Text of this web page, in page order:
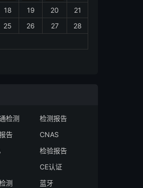
18 19 20
21
25 26 27
28
检测
检测报告
告
CNAS
检验报告
CE认证
测
蓝牙